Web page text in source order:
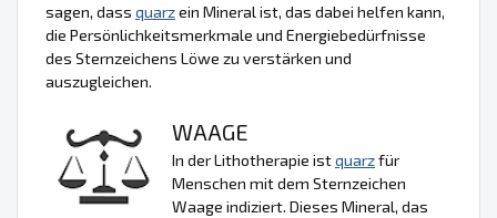
sagen, dass quarzein Mineral ist, das dabei helfen kann,
die Persönlichkeitsmerkmale und Energiebedürfnisse
des Sternzeichens Löwe zu verstärken und
auszugleichen.
WAAGE
In der Lithotherapie istquarzfür
Menschen mit dem Sternzeichen
Waage indiziert. Dieses Mineral, das